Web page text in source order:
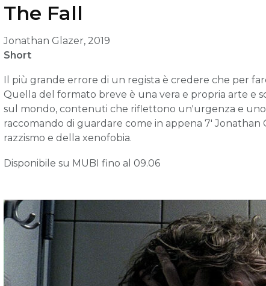
The Fall
Jonathan Glazer, 2019
Short
Il più grande errore di un regista è credere che per
Quella del formato breve è una vera e propria arte e
sul mondo, contenuti che riflettono un'urgenza e uno
raccomando di guardare come in appena 7' Jonathan
razzismo e della xenofobia.
Disponibile su MUBI fino al 09.06